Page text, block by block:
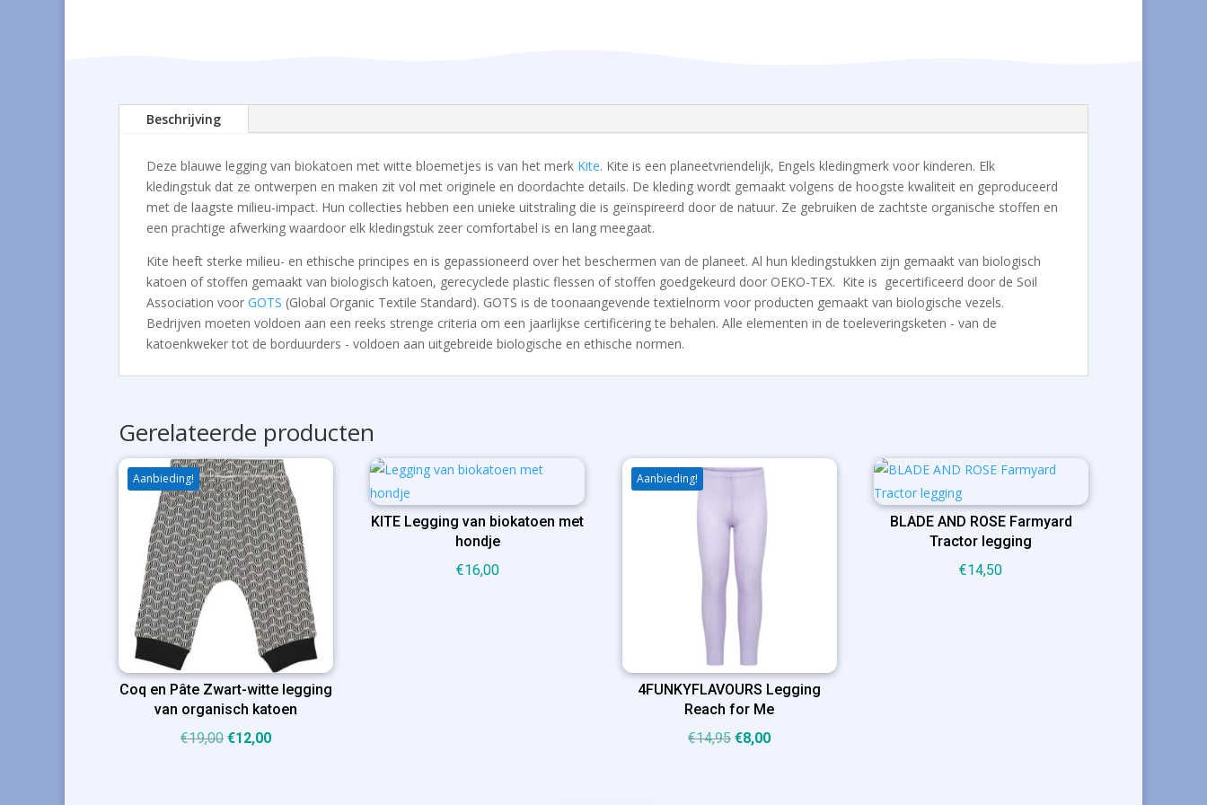
Beschrijving
Deze blauwe legging van biokatoen met witte bloemetjes is van het merk Kite. Kite is een planeetvriendelijk, Engels kledingmerk voor kinderen. Elk
kledingstuk dat ze ontwerpen en maken zit vol met originele en doordachte details. De kleding wordt gemaakt volgens de hoogste kwaliteit en geproduceerd
met de laagste milieu-impact. Hun collecties hebben een unieke uitstraling die is geïnspireerd door de natuur. Ze gebruiken de zachtste organische stoffen en
een prachtige afwerking waardoor elk kledingstuk zeer comfortabel is en lang meegaat.
Kite heeft sterke milieu- en ethische principes en is gepassioneerd over het beschermen van de planeet. Al hun kledingstukken zijn gemaakt van biologisch
katoen of stoffen gemaakt van biologisch katoen, gerecyclede plastic flessen of stoffen goedgekeurd door OEKO-TEX. Kite is gecertificeerd door de Soil
Association voor GOTS (Global Organic Textile Standard). GOTS is de toonaangevende textielnorm voor producten gemaakt van biologische vezels.
Bedrijven moeten voldoen aan een reeks strenge criteria om een ​​jaarlijkse certificering te behalen. Alle elementen in de toeleveringsketen - van de
katoenkweker tot de borduurders - voldoen aan uitgebreide biologische en ethische normen.
Gerelateerde producten
Aanbieding!
Coq en Pâte Zwart-witte legging
van organisch katoen
€19,00 Oorspronkelijke
€12,00Huidige
KITE Legging van biokatoen met
hondje
€16,00
Aanbieding!
4FUNKYFLAVOURS Legging
Reach for Me
€14,95 Oorspronkelijke
€8,00Huidige
BLADE AND ROSE Farmyard
Tractor legging
€14,50